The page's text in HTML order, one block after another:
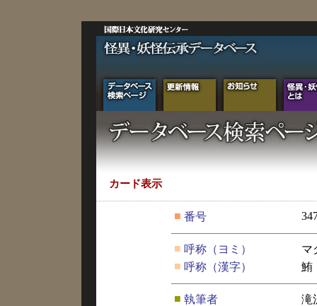
カード表示
■ 番号
■ 呼称（ヨミ）
マ
■ 呼称（漢字） 鮪
■ 執筆者 滝